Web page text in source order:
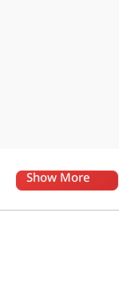
Show More